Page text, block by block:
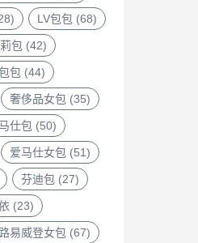
LV包包 (68)
包 (42)
包 (44)
奢侈品女包 (35)
仕包 (50)
爱马仕女包 (51)
芬迪包 (27)
(23)
路易威登女包 (67)